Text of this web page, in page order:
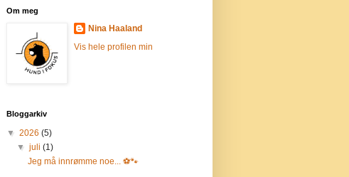
Om meg
Nina Haaland
Vis hele profilen min
Bloggarkiv
▼ 2026 (5)
▼juli(1)
Jeg må innrømme noe... ⚽🐾